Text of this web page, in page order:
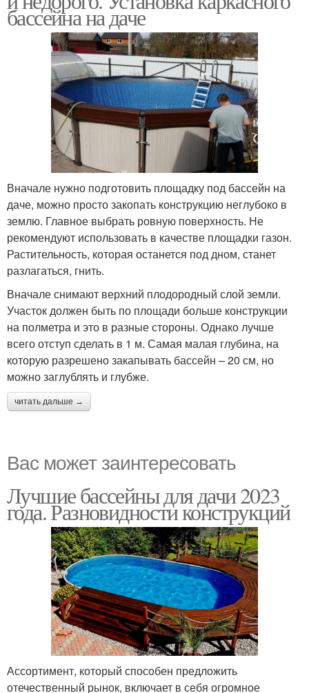
бассейна на даче
Вначале нужно подготовить площадку под бассейн на
даче, можно просто закопать конструкцию неглубоко в
землю. Главное выбрать ровную поверхность. Не
рекомендуют использовать в качестве площадки газон.
Растительность, которая останется под дном, станет
разлагаться, гнить.
Вначале снимают верхний плодородный слой земли.
Участок должен быть по площади больше конструкции
на полметра и это в разные стороны. Однако лучше
всего отступ сделать в 1 м. Самая малая глубина, на
которую разрешено закапывать бассейн – 20 см, но
можно заглублять и глубже.
читать дальше →
Вас может заинтересовать
Лучшие бассейны для дачи 2023
года. Разновидности конструкций
Ассортимент, который способен предложить
отечественный рынок, включает в себя огромное